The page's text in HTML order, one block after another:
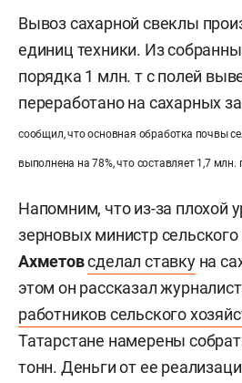
Вывоз сахарной свеклы
единиц техники. Из
порядка 1 млн. т с полей
переработано на сахарных
сообщил, что основная обработка почвы
выполнена на 78%, что составляет 1,7 млн.
Напомним, что из-за плохой
зерновых министр сельского
Ахметовсделал ставкуна
этом он рассказал
работников сельского
Татарстане намерены
тонн. Деньги от ее